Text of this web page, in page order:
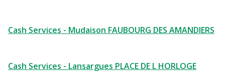
Cash Services - Mudaison FAUBOURG DES AMANDIERS
Cash Services - Lansargues PLACE DE L HORLOGE